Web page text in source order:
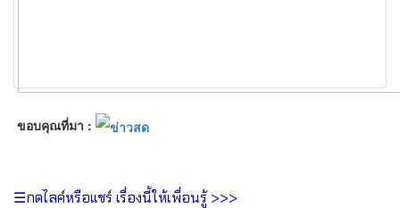
ขอบคุณที่มา :
☰กดไลค์หรือแชร์ เรื่องนี้ให้เพื่อนรู้ >>>